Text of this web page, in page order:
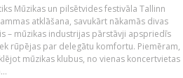
Mūzikas un pilsētvides festivāla Tallinn
atklāšana, savukārt nākamās divas
– mūzikas industrijas pārstāvji apspriedīs
rūpējas par delegātu komfortu. Piemēram,
mūzikas klubus, no vienas koncertvietas